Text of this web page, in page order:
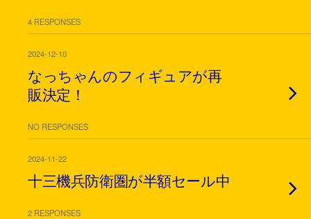
4 RESPONSES
2024-12-10
なっちゃんのフィギュアが再
販決定！
NO RESPONSES
2024-11-22
十三機兵防衛圏が半額セール中
2 RESPONSES